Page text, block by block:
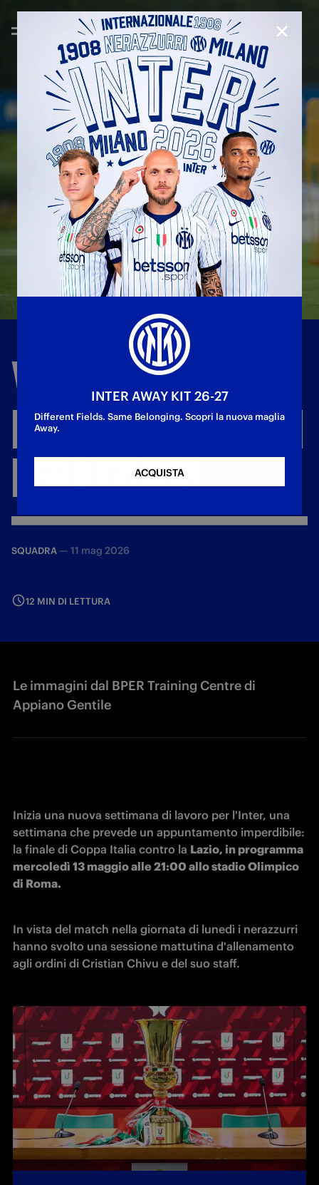
VERSOLAFINALE:
L'ALLENAMENTODEI
NERAZZURRI
SQUADRA — 11 mag 2026
12 MIN DI LETTURA
Le immagini dal BPER Training Centre di
Appiano Gentile
Inizia una nuova settimana di lavoro per l'Inter, una
settimana che prevede un appuntamento imperdibile:
la finale di Coppa Italia contro la Lazio, in programma
mercoledì 13 maggio alle 21:00 allo stadio Olimpico
di Roma.
In vista del match nella giornata di lunedì i nerazzurri
hanno svolto una sessione mattutina d'allenamento
agli ordini di Cristian Chivu e del suo staff.
INTER AWAY KIT 26-27
Different Fields. Same Belonging. Scopri la nuova maglia
Away.
ACQUISTA